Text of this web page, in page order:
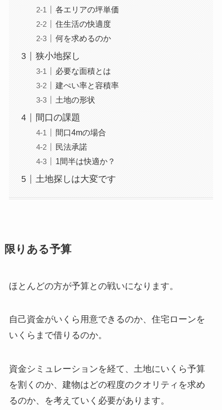
各エリアの坪単価
住生活の快適度
何を求めるのか
狭小地探し
必要な面積とは
建ぺい率と容積率
土地の形状
間口の課題
間口4mの場合
民法承諾
1間半は快適か？
土地探しは大変です
限りある予算
ほとんどの方が予算との戦いになります。
自己資金がいくら用意できるのか、住宅ローンを
いくらまで借りるのか。
資金シミュレーションを経て、土地にいくら予算
を割くのか、建物はどの程度のクオリティを求め
るのか、を考えていく必要があります。